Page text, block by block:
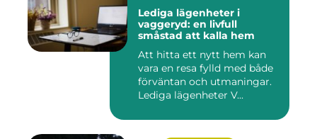
Lediga lägenheter i
vaggeryd: en livfull
småstad att kalla hem
Att hitta ett nytt hem kan
vara en resa fylld med både
förväntan och utmaningar.
Lediga lägenheter V...